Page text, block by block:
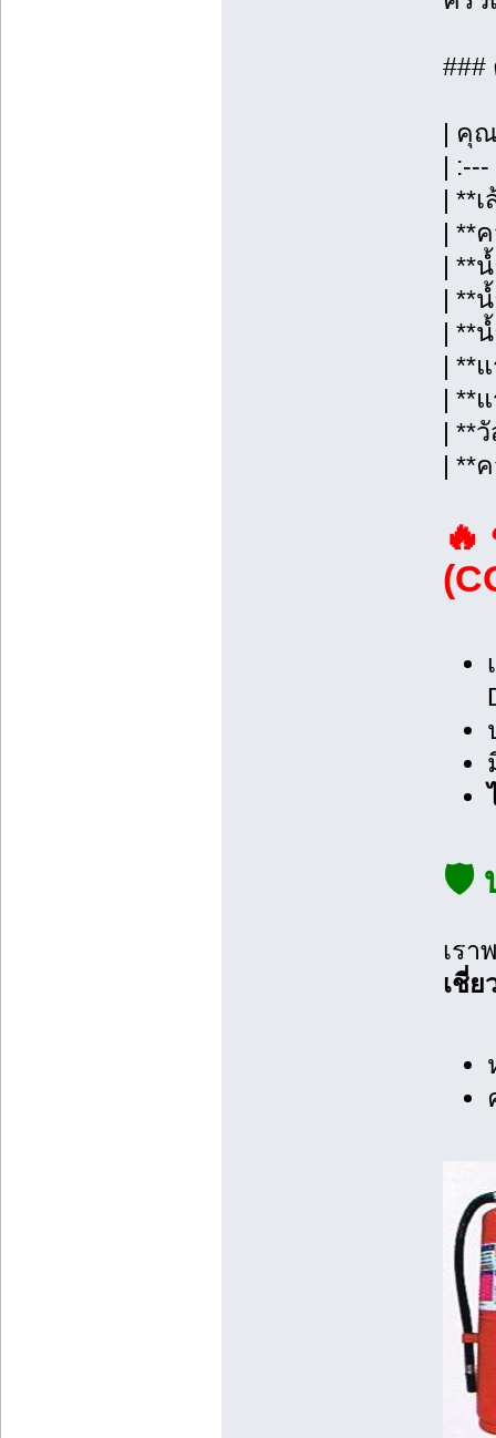
###
| คุ
|
| **
| **
| **
| **
| **
| **
| **
| **
| **
🛡️
เรา
เชี่